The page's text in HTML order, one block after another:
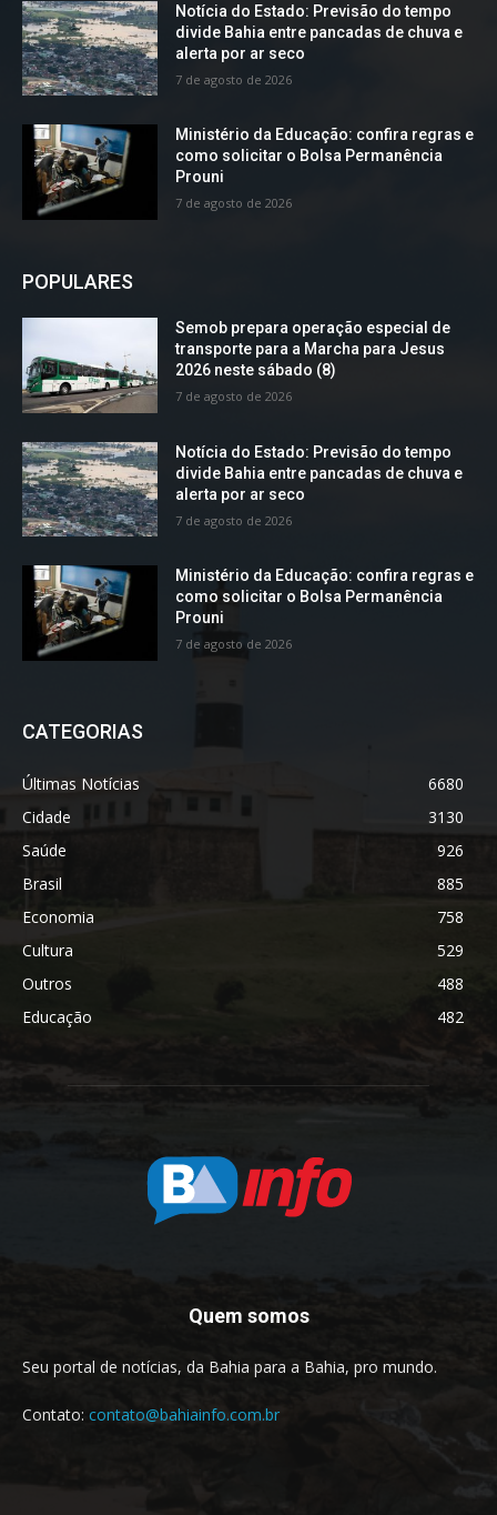
Notícia do Estado: Previsão do tempo
divide Bahia entre pancadas de chuva e
alerta por ar seco
7 de agosto de 2026
Ministério da Educação: confira regras e
como solicitar o Bolsa Permanência
Prouni
7 de agosto de 2026
POPULARES
Semob prepara operação especial de
transporte para a Marcha para Jesus
2026 neste sábado (8)
7 de agosto de 2026
Notícia do Estado: Previsão do tempo
divide Bahia entre pancadas de chuva e
alerta por ar seco
7 de agosto de 2026
Ministério da Educação: confira regras e
como solicitar o Bolsa Permanência
Prouni
7 de agosto de 2026
CATEGORIAS
Últimas Notícias
6680
Cidade
3130
Saúde
926
Brasil
885
Economia
758
Cultura
529
Outros
488
Educação
482
Quem somos
Seu portal de notícias, da Bahia para a Bahia, pro mundo.
Contato: contato@bahiainfo.com.br